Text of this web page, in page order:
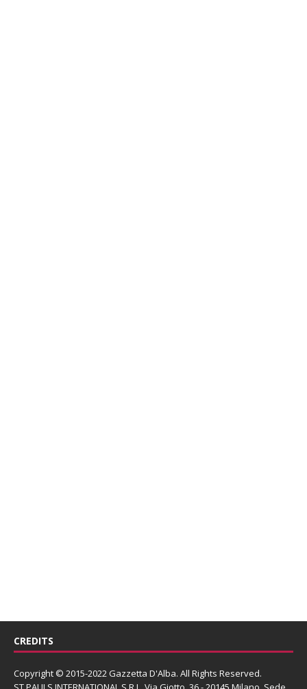
CREDITS
Copyright © 2015-2022 Gazzetta D'Alba. All Rights Reserved.